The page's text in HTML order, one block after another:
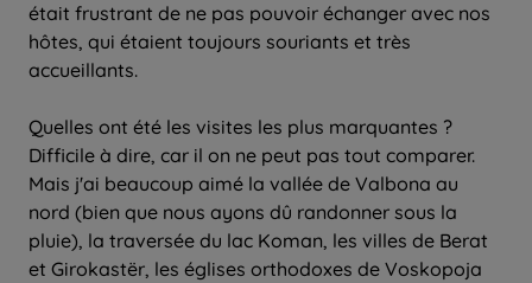
était frustrant de ne pas pouvoir échanger avec nos
hôtes, qui étaient toujours souriants et très
accueillants.
Quelles ont été les visites les plus marquantes ?
Difficile à dire, car il on ne peut pas tout comparer.
Mais j'ai beaucoup aimé la vallée de Valbona au
nord (bien que nous ayons dû randonner sous la
pluie), la traversée du lac Koman, les villes de Berat
et Girokastër, les églises orthodoxes de Voskopoja